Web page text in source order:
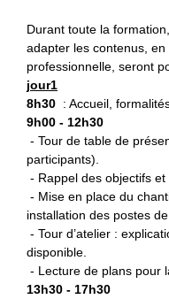
Durant toute la
adapter les contenus,
professionnelle, seront
jour1
8h30 : Accueil,
9h00 - 12h30
- Tour de table de
participants).
- Rappel des objectifs
- Mise en place du
installation des postes de
- Tour d’atelier :
disponible.
- Lecture de plans pour
13h30 - 17h30